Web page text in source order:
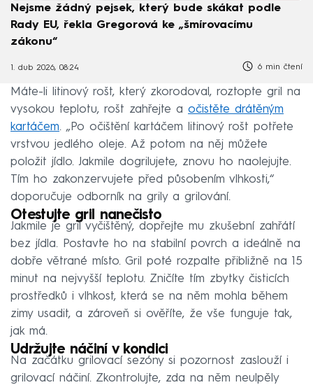
Nejsme žádný pejsek, který bude skákat podle
Rady EU, řekla Gregorová ke „šmírovacímu
zákonu“
1. dub 2026, 08:24 6 min čtení
Máte-li litinový rošt, který zkorodoval, roztopte gril na
vysokou teplotu, rošt zahřejte a očistěte drátěným
kartáčem. „Po očištění kartáčem litinový rošt potřete
vrstvou jedlého oleje. Až potom na něj můžete
položit jídlo. Jakmile dogrilujete, znovu ho naolejujte.
Tím ho zakonzervujete před působením vlhkosti,“
doporučuje odborník na grily a grilování.
Otestujte gril nanečisto
Jakmile je gril vyčištěný, dopřejte mu zkušební zahřátí
bez jídla. Postavte ho na stabilní povrch a ideálně na
dobře větrané místo. Gril poté rozpalte přibližně na 15
minut na nejvyšší teplotu. Zničíte tím zbytky čisticích
prostředků i vlhkost, která se na něm mohla během
zimy usadit, a zároveň si ověříte, že vše funguje tak,
jak má.
Udržujte náčiní v kondici
Na začátku grilovací sezóny si pozornost zaslouží i
grilovací náčiní. Zkontrolujte, zda na něm neulpěly